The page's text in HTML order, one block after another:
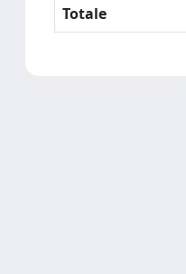
Totale